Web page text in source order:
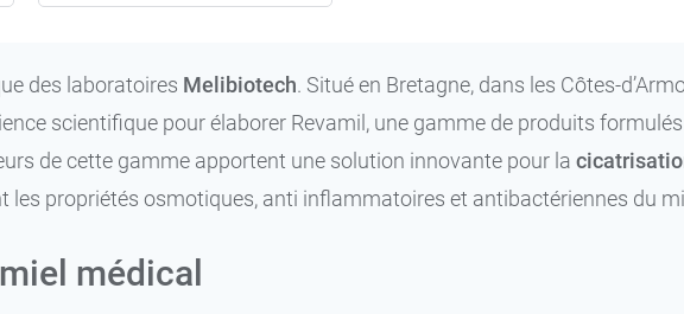
des laboratoires Melibiotech. Situé en Bretagne, dans les Côtes-
scientifique pour élaborer Revamil, une gamme de produits
de cette gamme apportent une solution innovante pour la
les propriétés osmotiques, anti inflammatoires et antibactériennes du
médical